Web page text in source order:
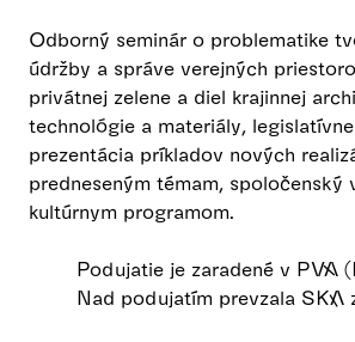
Odborný seminár o problematike
údržby a správe verejných
privátnej zelene a diel krajinnej
technológie a materiály,
prezentácia príkladov nových
predneseným témam, spoločenský
kultúrnym programom.
Podujatie je zaradené v PVA
Nad podujatím prevzala SKA